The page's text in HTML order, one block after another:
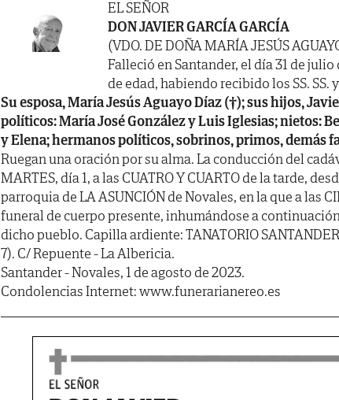
EL SEÑOR
DON JAVIER GARCÍA GARCÍA
(VDO. DE DOÑA MARÍA JESÚS
Falleció en Santander, el día 31 de julio
de edad, habiendo recibido los SS. SS.
Su esposa, María Jesús Aguayo Díaz (†); sus hijos,
políticos: María José González y Luis Iglesias; nietos:
y Elena; hermanos políticos, sobrinos, primos, demás
Ruegan una oración por su alma. La conducción del
MARTES, día 1, a las CUATRO Y CUARTO de la tarde,
parroquia de LA ASUNCIÓN de Novales, en la que a las
funeral de cuerpo presente, inhumándose a
dicho pueblo. Capilla ardiente: TANATORIO
7). C/ Repuente - La Albericia.
Santander - Novales, 1 de agosto de 2023.
Condolencias Internet: www.funerarianereo.es